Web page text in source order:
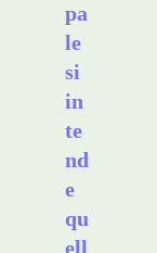
pa
le
si
in
te
nd
e
qu
ell